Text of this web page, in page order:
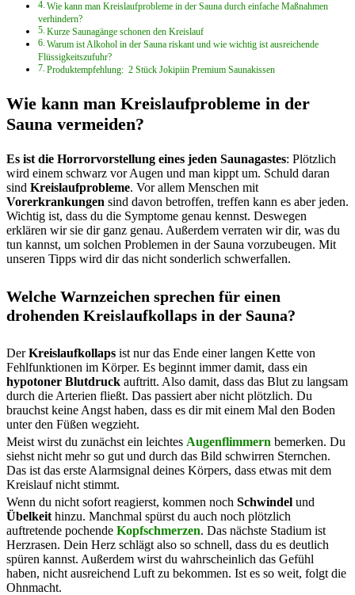
Wie kann man Kreislaufprobleme in der Sauna durch einfache Maßnahmen
verhindern?
Kurze Saunagänge schonen den Kreislauf
Warum ist Alkohol in der Sauna riskant und wie wichtig ist ausreichende
Flüssigkeitszufuhr?
Produktempfehlung: 2 Stück Jokipiin Premium Saunakissen
Wie kann man Kreislaufprobleme in der
Sauna vermeiden?
Es ist die Horrorvorstellung eines jeden Saunagastes: Plötzlich
wird einem schwarz vor Augen und man kippt um. Schuld daran
sind Kreislaufprobleme. Vor allem Menschen mit
Vorerkrankungen sind davon betroffen, treffen kann es aber jeden.
Wichtig ist, dass du die Symptome genau kennst. Deswegen
erklären wir sie dir ganz genau. Außerdem verraten wir dir, was du
tun kannst, um solchen Problemen in der Sauna vorzubeugen. Mit
unseren Tipps wird dir das nicht sonderlich schwerfallen.
Welche Warnzeichen sprechen für einen
drohenden Kreislaufkollaps in der Sauna?
DerKreislaufkollaps ist nur das Ende einer langen Kette von
Fehlfunktionen im Körper. Es beginnt immer damit, dass ein
hypotoner Blutdruck auftritt. Also damit, dass das Blut zu langsam
durch die Arterien fließt. Das passiert aber nicht plötzlich. Du
brauchst keine Angst haben, dass es dir mit einem Mal den Boden
unter den Füßen wegzieht.
Meist wirst du zunächst ein leichtes Augenflimmern bemerken. Du
siehst nicht mehr so gut und durch das Bild schwirren Sternchen.
Das ist das erste Alarmsignal deines Körpers, dass etwas mit dem
Kreislauf nicht stimmt.
Wenn du nicht sofort reagierst, kommen noch Schwindel und
Übelkeit hinzu. Manchmal spürst du auch noch plötzlich
auftretende pochende Kopfschmerzen. Das nächste Stadium ist
Herzrasen. Dein Herz schlägt also so schnell, dass du es deutlich
spüren kannst. Außerdem wirst du wahrscheinlich das Gefühl
haben, nicht ausreichend Luft zu bekommen. Ist es so weit, folgt die
Ohnmacht.